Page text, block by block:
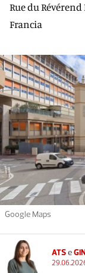
Rue du
Francia
Google Maps
ATSe